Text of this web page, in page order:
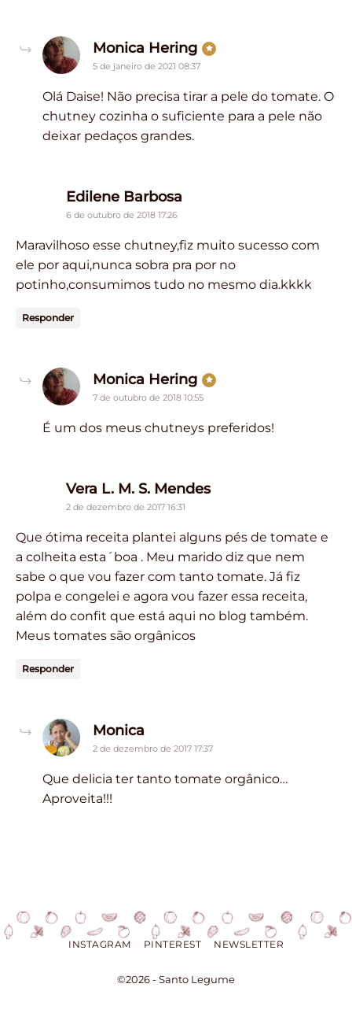
Monica Hering says:
5 de janeiro de 2021 08:37
Olá Daise! Não precisa tirar a pele do tomate. O
chutney cozinha o suficiente para a pele não
deixar pedaços grandes.
Edilene Barbosa
6 de outubro de 2018 17:26
Maravilhoso esse chutney,fiz muito sucesso com
ele por aqui,nunca sobra pra por no
potinho,consumimos tudo no mesmo dia.kkkk
Responder
Monica Hering says:
7 de outubro de 2018 10:55
É um dos meus chutneys preferidos!
Vera L. M. S. Mendessays:
2 de dezembro de 2017 16:31
Que ótima receita plantei alguns pés de tomate e
a colheita esta´boa . Meu marido diz que nem
sabe o que vou fazer com tanto tomate. Já fiz
polpa e congelei e agora vou fazer essa receita,
além do confit que está aqui no blog também.
Meus tomates são orgânicos
Responder
Monica
2 de dezembro de 2017 17:37
Que delicia ter tanto tomate orgânico…
Aproveita!!!
INSTAGRAM PINTEREST NEWSLETTER
©2026 - Santo Legume